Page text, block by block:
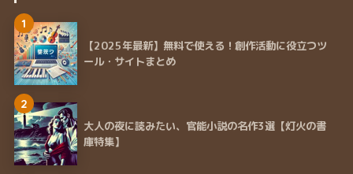
1
【2025年最新】無料で使える！創作活動に役立つツ
ール・サイトまとめ
2
大人の夜に読みたい、官能小説の名作3選【灯火の書
庫特集】